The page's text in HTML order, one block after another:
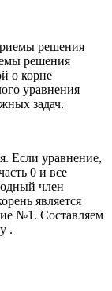
решения
решения
о корне
уравнения
задач.
Если уравнение,
0 и все
член
является
№1. Составляем
.